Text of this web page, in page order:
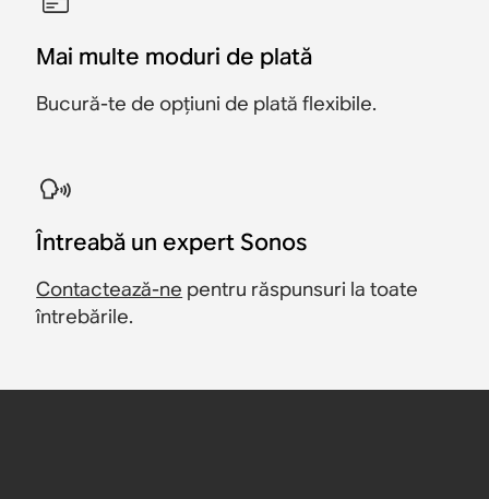
Mai multe moduri de plată
Bucură-te de opțiuni de plată flexibile.
Întreabă un expert Sonos
Contactează-ne pentru răspunsuri la toate
întrebările.